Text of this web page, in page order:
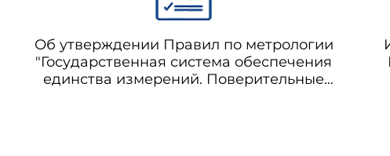
Об утверждении Правил по метрологии
"Государственная система обеспечения
единства измерений. Поверительные